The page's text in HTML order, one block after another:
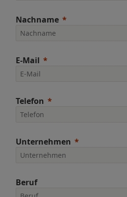
Nachname
E-Mail
Telefon
Unternehmen
Beruf